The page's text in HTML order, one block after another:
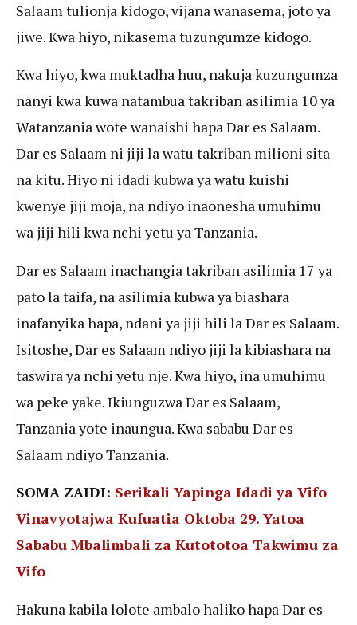
Salaam tulionja kidogo, vijana wanasema, joto ya
jiwe. Kwa hiyo, nikasema tuzungumze kidogo.
Kwa hiyo, kwa muktadha huu, nakuja kuzungumza
nanyi kwa kuwa natambua takriban asilimia 10 ya
Watanzania wote wanaishi hapa Dar es Salaam.
Dar es Salaam ni jiji la watu takriban milioni sita
na kitu. Hiyo ni idadi kubwa ya watu kuishi
kwenye jiji moja, na ndiyo inaonesha umuhimu
wa jiji hili kwa nchi yetu ya Tanzania.
Dar es Salaam inachangia takriban asilimia 17 ya
pato la taifa, na asilimia kubwa ya biashara
inafanyika hapa, ndani ya jiji hili la Dar es Salaam.
Isitoshe, Dar es Salaam ndiyo jiji la kibiashara na
taswira ya nchi yetu nje. Kwa hiyo, ina umuhimu
wa peke yake. Ikiunguzwa Dar es Salaam,
Tanzania yote inaungua. Kwa sababu Dar es
Salaam ndiyo Tanzania.
SOMA ZAIDI: Serikali Yapinga Idadi ya Vifo
Vinavyotajwa Kufuatia Oktoba 29. Yatoa
Sababu Mbalimbali za Kutototoa Takwimu za
Vifo
Hakuna kabila lolote ambalo haliko hapa Dar es